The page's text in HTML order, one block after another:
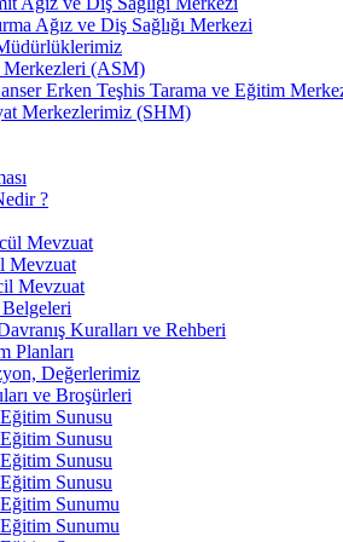
Ağız ve Diş Sağlığı Merkezi
Merkezleri (ASM)
Erken Teşhis Tarama ve Eğitim
Merkezlerimiz (SHM)
?
Mevzuat
Mevzuat
Mevzuat
Kuralları ve Rehberi
Planları
Değerlerimiz
ve Broşürleri
Sunusu
Sunusu
Sunusu
Sunusu
Sunumu
Sunumu